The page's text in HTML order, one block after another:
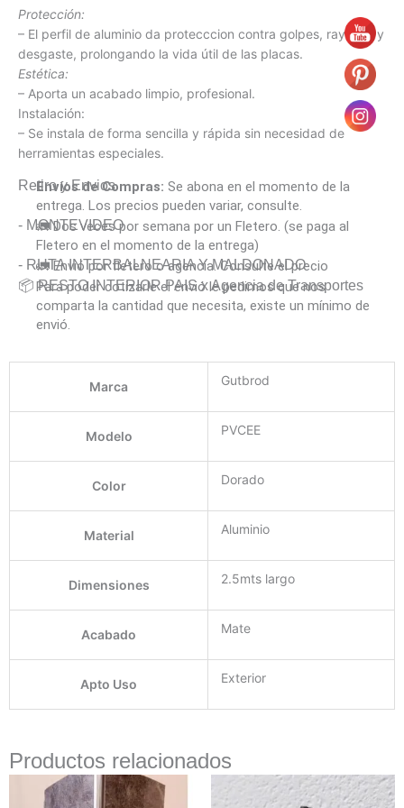
Protección:
– El perfil de aluminio da protecccion contra golpes, rayones y
desgaste, prolongando la vida útil de las placas.
Estética:
– Aporta un acabado limpio, profesional.
Instalación:
– Se instala de forma sencilla y rápida sin necesidad de
herramientas especiales.
Retiro y Envios
Envíos de Compras: Se abona en el momento de la
entrega. Los precios pueden variar, consulte.
- MONTEVIDEO
🚛 Dos veces por semana por un Fletero. (se paga al
Fletero en el momento de la entrega)
- RUTA INTERBALNEARIA Y MALDONADO
🚛 Envió por fletero o agencia. Consulte el precio
📦 RESTO INTERIOR PAIS x Agencia de Transportes
Para poder cotizarle el envió le pedimos que nos
comparta la cantidad que necesita, existe un mínimo de
envió.
Marca Gutbrod
Modelo PVCEE
Color Dorado
Material Aluminio
Dimensiones 2.5mts largo
Acabado Mate
Apto Uso Exterior
Productos relacionados